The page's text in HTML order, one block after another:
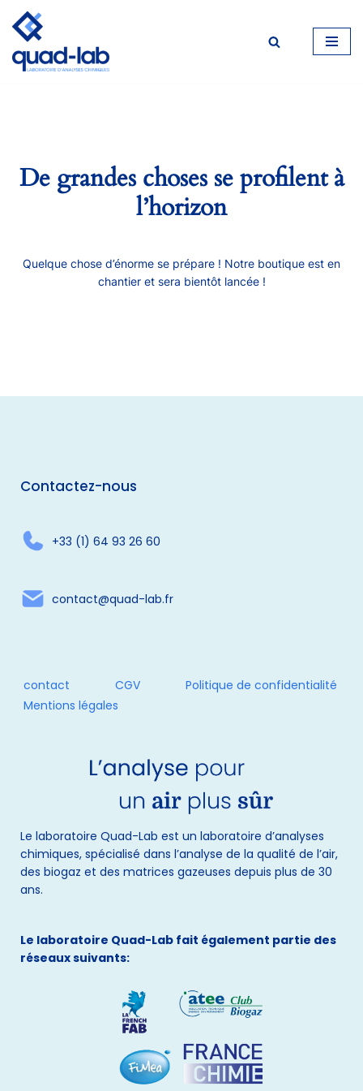
Aller
au
De grandes choses se profilent à
l’horizon
Quelque chose d’énorme se prépare ! Notre boutique est en
chantier et sera bientôt lancée !
Contactez-nous
+33 (1) 64 93 26 60
contact@quad-lab.fr
contact CGV
Politique de confidentialité
Mentions légales
Le laboratoire Quad-Lab est un laboratoire d’analyses
chimiques, spécialisé dans l’analyse de la qualité de l’air,
des biogaz et des matrices gazeuses depuis plus de 30
ans.
Le laboratoire Quad-Lab fait également partie des
réseaux suivants: